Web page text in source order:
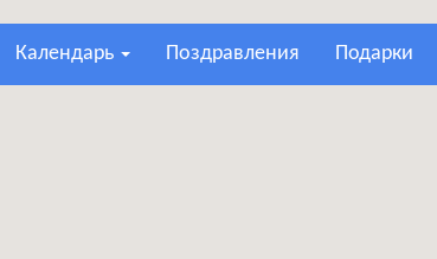
календарь поздравления подарки